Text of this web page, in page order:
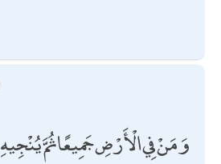
وَمَنْ فِي الْأَرْضِ جَمِيعًا ثُمَّ يُنْجِيهِ